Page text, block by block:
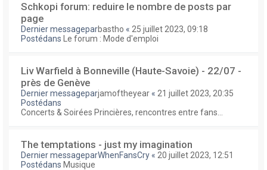
Schkopi forum: reduire le nombre de posts par
page
Dernier messageparbastho « 25 juillet 2023, 09:18
Postédans
Le forum : Mode d'emploi
Liv Warfield à Bonneville (Haute-Savoie) - 22/07 -
près de Genève
Dernier messageparjamoftheyear « 21 juillet 2023, 20:35
Postédans
Concerts & Soirées Princières, rencontres entre fans...
The temptations - just my imagination
Dernier messageparWhenFansCry « 20 juillet 2023, 12:51
Postédans Musique